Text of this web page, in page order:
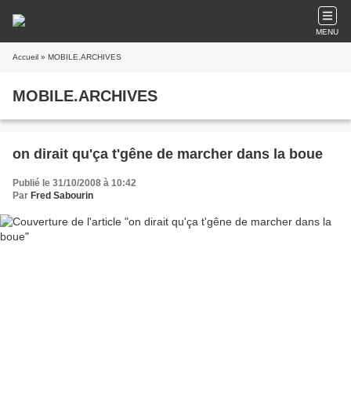
MENU
Accueil » MOBILE.ARCHIVES
MOBILE.ARCHIVES
on dirait qu'ça t'gêne de marcher dans la boue
Publié le 31/10/2008 à 10:42
Par Fred Sabourin